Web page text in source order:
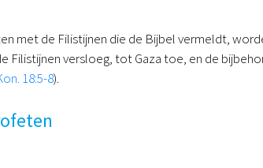
met de Filistijnen die de Bijbel vermeldt,
Filistijnen versloeg, tot Gaza toe, en de
18:5-8).